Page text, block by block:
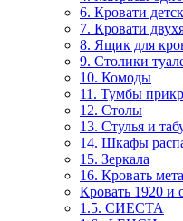
6. Кровати
7. Кровати
8. Ящик для
9. Столики
10. Комоды
11. Тумбы
12. Столы
13. Стулья и
14. Шкафы
15. Зеркала
16. Кровать
Кровать 1920 и
1.5. СИЕСТА